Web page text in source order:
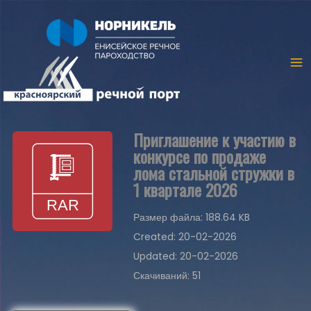
Приглашение к участию в
конкурсе по продаже
лома стальной стружки в
1 квартале 2026
Размер файла: 188.64 KB
Created: 20-02-2026
Updated: 20-02-2026
Скачиваний: 51